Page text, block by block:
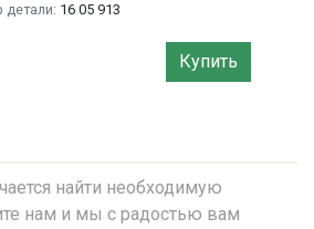
детали: 16 05 913
Купить
найти необходимую
нам и мы с радостью вам